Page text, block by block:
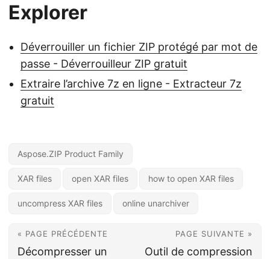
Explorer
Déverrouiller un fichier ZIP protégé par mot de
passe - Déverrouilleur ZIP gratuit
Extraire l’archive 7z en ligne - Extracteur 7z
gratuit
Aspose.ZIP Product Family
XAR files open XAR files how to open XAR files
uncompress XAR files online unarchiver
« PAGE PRÉCÉDENTE
Décompresser un
PAGE SUIVANTE »
Outil de compression